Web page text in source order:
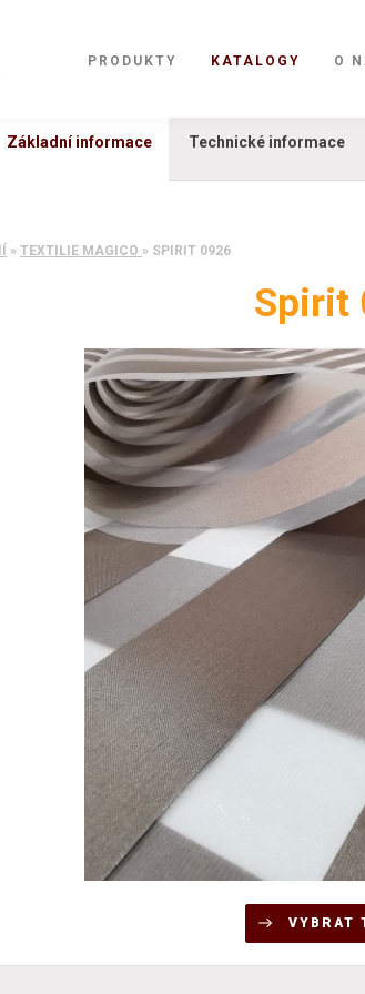
PRODUKTY KATALOGY O
Základní informace Technické informace
» TEXTILIE MAGICO » SPIRIT 0926
Spirit
VYBRAT